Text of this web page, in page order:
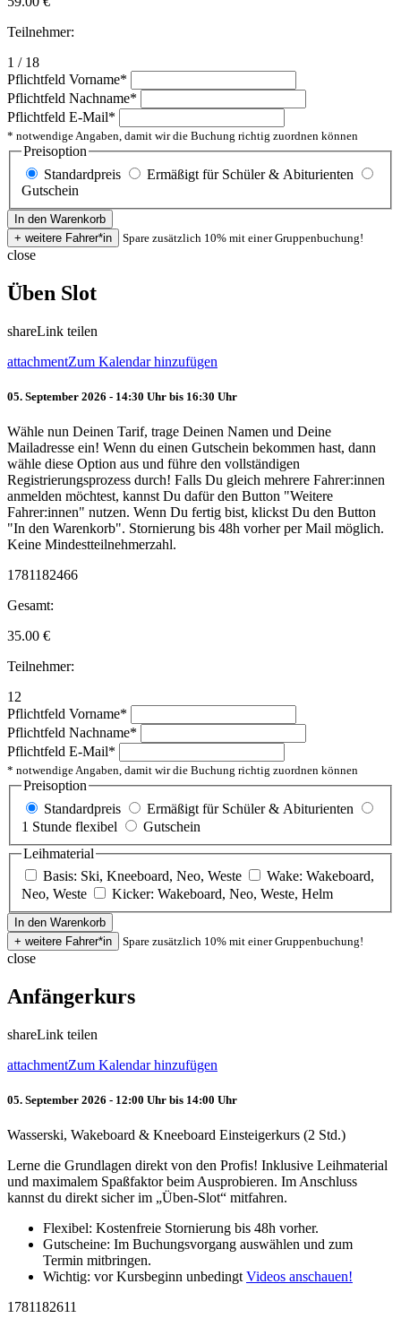
Teilnehmer:
1 / 18
Pflichtfeld Vorname*
Pflichtfeld Nachname*
Pflichtfeld E-Mail*
* notwendige Angaben, damit wir die Buchung richtig zuordnen können
Preisoption
Standardpreis
Ermäßigt für Schüler & Abiturienten
Gutschein
Spare zusätzlich 10% mit einer Gruppenbuchung!
close
Üben Slot
shareLink teilen
attachmentZum Kalendar hinzufügen
05. September 2026 - 14:30 Uhr bis 16:30 Uhr
Wähle nun Deinen Tarif, trage Deinen Namen und Deine
Mailadresse ein! Wenn du einen Gutschein bekommen hast, dann
wähle diese Option aus und führe den vollständigen
Registrierungsprozess durch! Falls Du gleich mehrere Fahrer:innen
anmelden möchtest, kannst Du dafür den Button "Weitere
Fahrer:innen" nutzen. Wenn Du fertig bist, klickst Du den Button
"In den Warenkorb". Stornierung bis 48h vorher per Mail möglich.
Keine Mindestteilnehmerzahl.
1781182466
Gesamt:
35.00 €
Teilnehmer:
12
Pflichtfeld Vorname*
Pflichtfeld Nachname*
Pflichtfeld E-Mail*
* notwendige Angaben, damit wir die Buchung richtig zuordnen können
Preisoption
Standardpreis
Ermäßigt für Schüler & Abiturienten
1 Stunde flexibel
Gutschein
Leihmaterial
Basis: Ski, Kneeboard, Neo, Weste
Wake: Wakeboard,
Neo, Weste
Kicker: Wakeboard, Neo, Weste, Helm
Spare zusätzlich 10% mit einer Gruppenbuchung!
close
Anfängerkurs
shareLink teilen
attachmentZum Kalendar hinzufügen
05. September 2026 - 12:00 Uhr bis 14:00 Uhr
Wasserski, Wakeboard & Kneeboard Einsteigerkurs (2 Std.)
Lerne die Grundlagen direkt von den Profis! Inklusive Leihmaterial
und maximalem Spaßfaktor beim Ausprobieren. Im Anschluss
kannst du direkt sicher im „Üben-Slot“ mitfahren.
Flexibel: Kostenfreie Stornierung bis 48h vorher.
Gutscheine: Im Buchungsvorgang auswählen und zum
Termin mitbringen.
Wichtig: vor Kursbeginn unbedingt Videos anschauen!
1781182611